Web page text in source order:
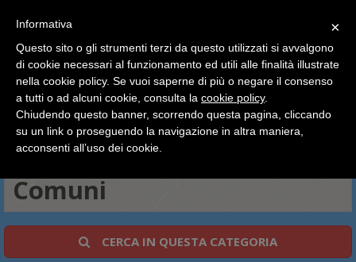
HOME Pokemon Carte Singole Italiano
XY Forze Spettrali
Comuni
Ultra Rare - Full Art Rare EX Rare Olografiche
Non Comuni Reverse Non Comuni
Comuni Reverse Comuni
Comuni
CERCA IN QUESTA CATEGORIA
×
Ciao a tutti, il negozio sarà chiuso dal 9/08 al 24/08
compreso.
Tutti gli ordini effettuati dopo le 15:00 del 07/08 verranno
spediti a partire dal giorno 25/08.
Buone vacanze a tutti dallo staff di Pianeta Hobby
×
Informativa
Questo sito o gli strumenti terzi da questo utilizzati si avvalgono
di cookie necessari al funzionamento ed utili alle finalità illustrate
nella cookie policy. Se vuoi saperne di più o negare il consenso
a tutti o ad alcuni cookie, consulta la cookie policy.
Chiudendo questo banner, scorrendo questa pagina, cliccando
su un link o proseguendo la navigazione in altra maniera,
acconsenti all’uso dei cookie.